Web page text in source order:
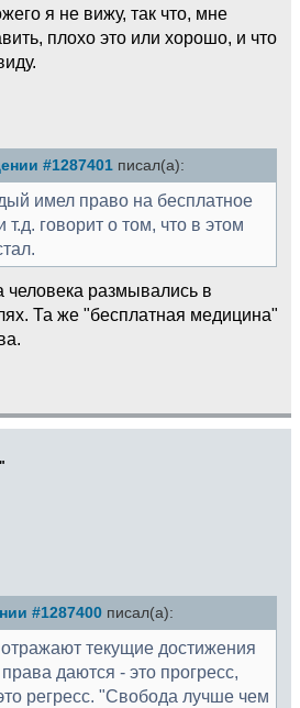
я не вижу, так что, мне
плохо это или хорошо, и что
#1287401 писал(а):
имел право на бесплатное
говорит о том, что в этом
человека размывались в
Та же "бесплатная медицина"
#1287400 писал(а):
текущие достижения
даются - это прогресс,
регресс. "Свобода лучше чем